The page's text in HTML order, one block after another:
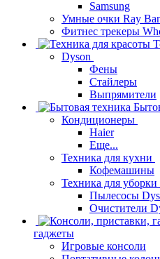
Samsung
Умные очки Ray
Фитнес трекеры
Dyson
Фены
Стайлеры
Выпрямители
Кондиционеры
Haier
Еще...
Техника для кухни
Кофемашины
Техника для уборки
Пылесосы
Очистители
гаджеты
Игровые консоли